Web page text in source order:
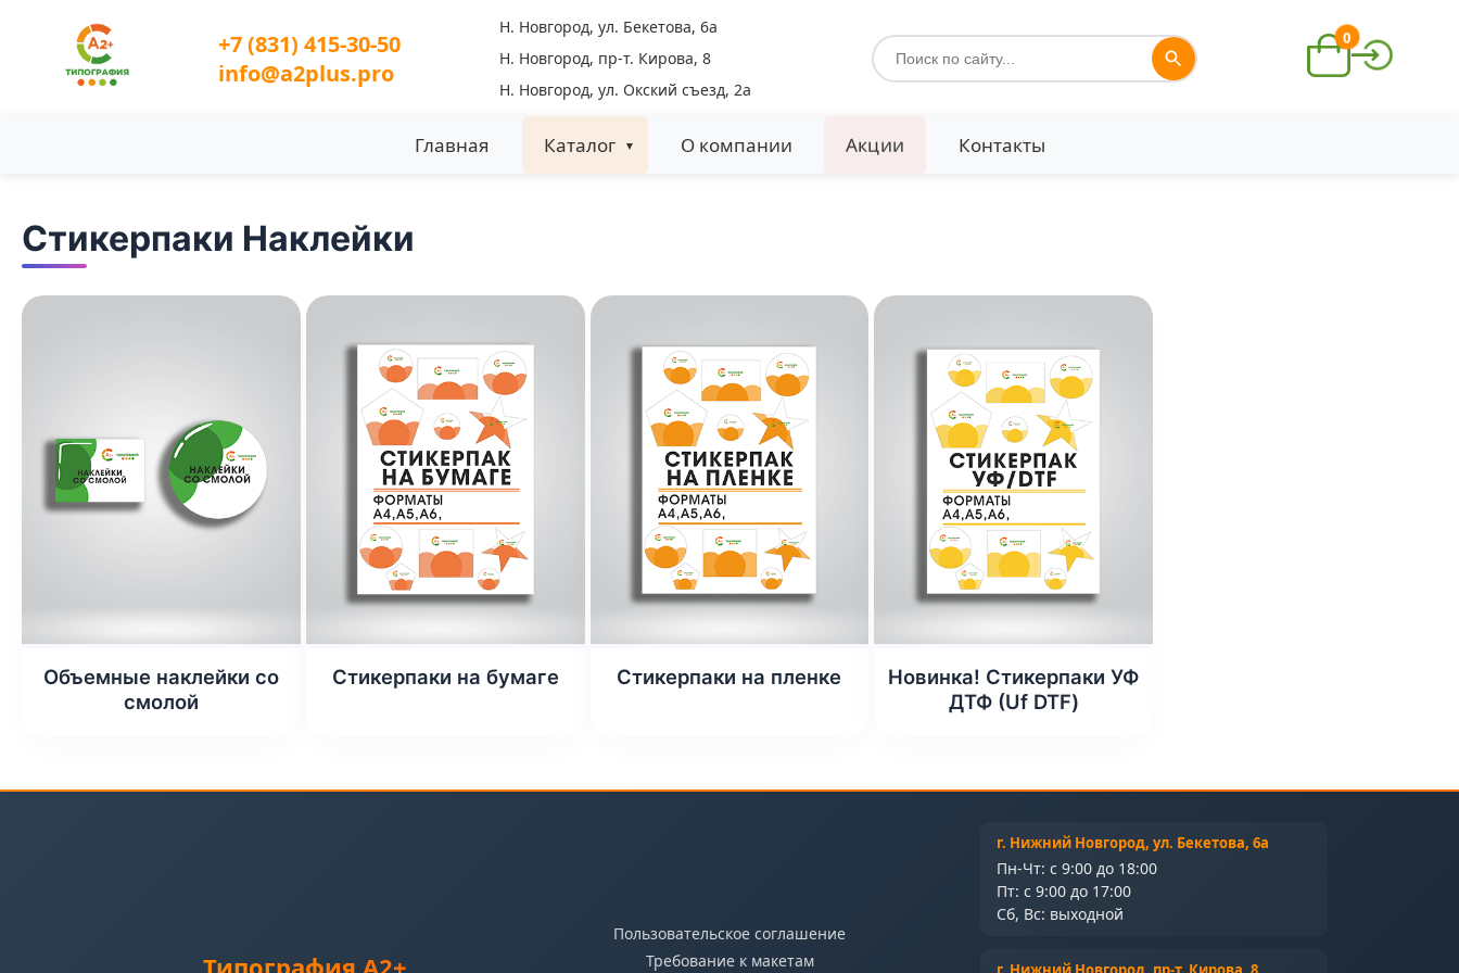
+7 (831) 415-30-50
info@a2plus.pro
Н. Новгород, ул. Бекетова, 6а
Н. Новгород, пр-т. Кирова, 8
Н. Новгород, ул. Окский съезд, 2а
0
Главная Каталог О компании Акции Контакты
Стикерпаки Наклейки
Объемные наклейки со
смолой
Стикерпаки на бумаге Стикерпаки на пленке
Новинка! Стикерпаки УФ
ДТФ (Uf DTF)
Типография А2+
Пользовательское соглашение
Требование к макетам
г. Нижний Новгород, ул. Бекетова, 6а
Пн-Чт: с 9:00 до 18:00
Пт: с 9:00 до 17:00
Сб, Вс: выходной